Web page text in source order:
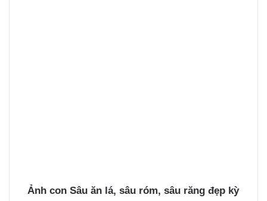
Ảnh con Sâu ăn lá, sâu róm, sâu răng đẹp kỳ